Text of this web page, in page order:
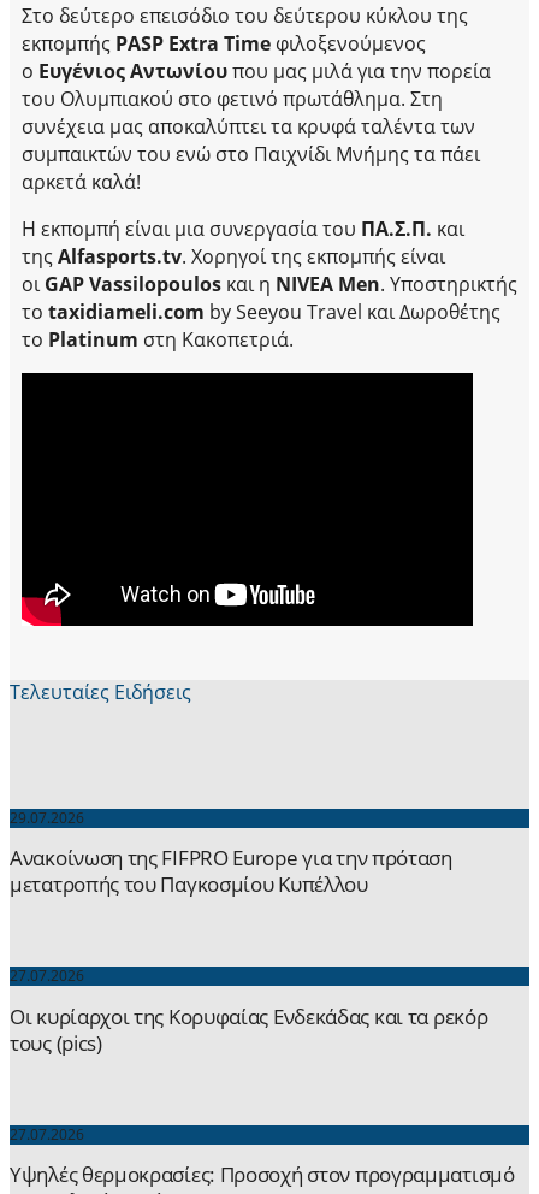
Στο δεύτερο επεισόδιο του δεύτερου κύκλου της
εκπομπής PASP Extra Time φιλοξενούμενος
ο Ευγένιος Αντωνίουπου μας μιλά για την πορεία
του Ολυμπιακού στο φετινό πρωτάθλημα. Στη
συνέχεια μας αποκαλύπτει τα κρυφά ταλέντα των
συμπαικτών του ενώ στο Παιχνίδι Μνήμης τα πάει
αρκετά καλά!
Η εκπομπή είναι μια συνεργασία του ΠΑ.Σ.Π. και
της Alfasports.tv. Χορηγοί της εκπομπής είναι
οιGAPVassilopoulos και η NIVEA Men. Υποστηρικτής
το taxidiameli.com by Seeyou Travel και Δωροθέτης
το Platinum στη Κακοπετριά.
Τελευταίες Ειδήσεις
29.07.2026
Ανακοίνωση της FIFPRO Europe για την πρόταση
μετατροπής του Παγκοσμίου Κυπέλλου
27.07.2026
Οι κυρίαρχοι της Κορυφαίας Ενδεκάδας και τα ρεκόρ
τους (pics)
27.07.2026
Yψηλές θερμοκρασίες: Προσοχή στον προγραμματισμό